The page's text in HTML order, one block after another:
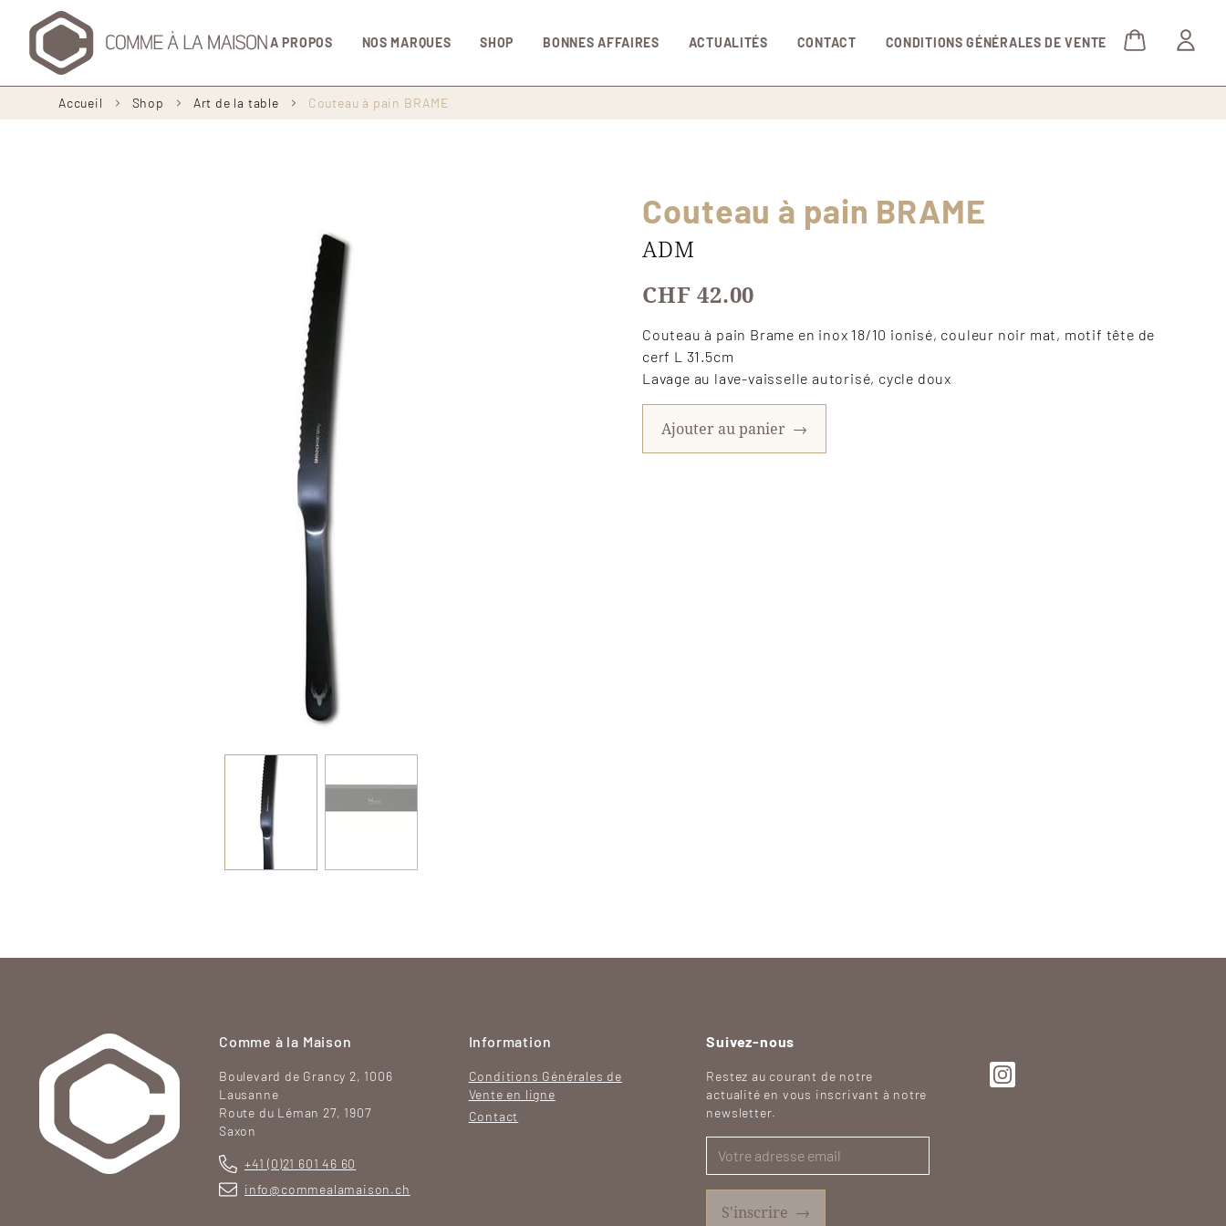
Navigation
A PROPOS NOS MARQUES SHOP BONNES AFFAIRES ACTUALITÉS CONTACT CONDITIONS GÉNÉRALES DE VENTE
d'Ariane
Accueil Shop Art de la table Couteau à pain BRAME
Couteau à pain BRAME
ADM
CHF 42.00
Couteau à pain Brame en inox 18/10 ionisé, couleur noir mat, motif tête de
cerf L 31.5cm
Lavage au lave-vaisselle autorisé, cycle doux
Ajouter au panier →
Comme à la Maison
Boulevard de Grancy 2, 1006
Lausanne
Route du Léman 27, 1907
Saxon
+41 (0)21 601 46 60
info@commealamaison.ch
Information
Conditions Générales de
Vente en ligne
Contact
Suivez-nous
Restez au courant de notre
actualité en vous inscrivant à notre
newsletter.
S'inscrire →
SVG